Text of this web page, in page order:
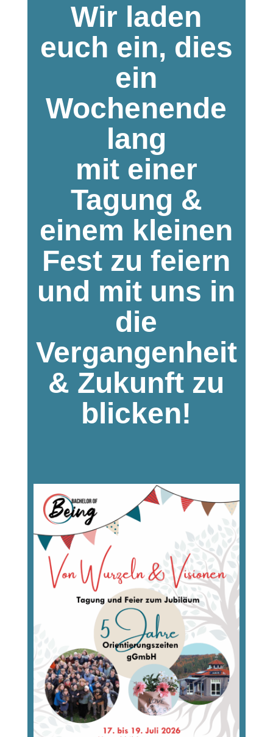
Wir laden
euch ein, dies
ein
Wochenende
lang
mit einer
Tagung &
einem kleinen
Fest zu feiern
und mit uns in
die
Vergangenheit
& Zukunft zu
blicken!